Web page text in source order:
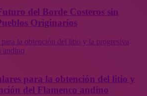
del Borde Costeros sin
Originarios
la obtención del litio y la progresiva
andino
para la obtención del litio y
del Flamenco andino